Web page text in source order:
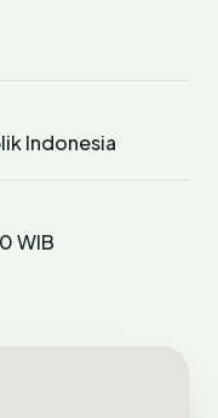
Indonesia
WIB